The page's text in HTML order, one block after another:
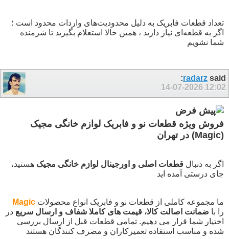
تعداد قطعات فابریک به دلیل محدودیت‌های واردات محدود است ؛
اگر به قطعه‌ای نیاز دارید ، همین حالا استعلام بگیرید تا شرمنده
شما نشویم
radarz said:
14-07-2026 12:02
فروش ویژه قطعات نو و فابریک لوازم خانگی مجیک
(Magic) در تهران
اگر به دنبال قطعات اصلی و اورجینال لوازم خانگی مجیک هستید،
جای درستی آمده اید
ما مجموعه کاملی از قطعات نو و فابریک انواع محصولات Magic
را با ضمانت اصالت کالا، قیمت های کاملا شفاف و ارسال سریع در
اختیار شما قرار می دهیم. تمامی قطعات قبل از ارسال بررسی
شده و مناسب استفاده تعمیرکاران و مصرف کنندگان هستند